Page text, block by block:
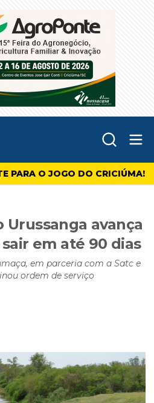
PARA O JOGO DO CRICIÚMA!
Urussanga avança
em até 90 dias
em parceria com a Satc e
ordem de serviço